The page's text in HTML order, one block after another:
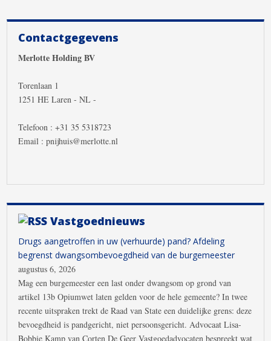
Contactgegevens
Merlotte Holding BV
Torenlaan 1
1251 HE Laren - NL -
Telefoon : +31 35 5318723
Email : pnijhuis@merlotte.nl
Vastgoednieuws
Drugs aangetroffen in uw (verhuurde) pand? Afdeling
begrenst dwangsombevoegdheid van de burgemeester
augustus 6, 2026
Mag een burgemeester een last onder dwangsom op grond van
artikel 13b Opiumwet laten gelden voor de hele gemeente? In twee
recente uitspraken trekt de Raad van State een duidelijke grens: deze
bevoegdheid is pandgericht, niet persoonsgericht. Advocaat Lisa-
Bobbie Kamp van Corten De Geer Vastgoedadvocaten bespreekt wat